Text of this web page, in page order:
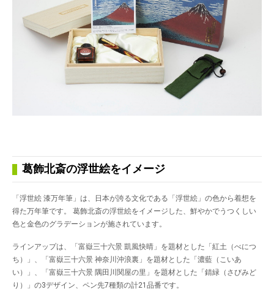
葛飾北斎の浮世絵をイメージ
「浮世絵 漆万年筆」は、日本が誇る文化である「浮世絵」の色から着想を
得た万年筆です。 葛飾北斎の浮世絵をイメージした、鮮やかでうつくしい
色と金色のグラデーションが施されています。
ラインアップは、「富嶽三十六景 凱風快晴」を題材とした「紅土（べにつ
ち）」、「富嶽三十六景 神奈川沖浪裏」を題材とした「濃藍（こいあ
い）」、「富嶽三十六景 隅田川関屋の里」を題材とした「錆緑（さびみど
り）」の3デザイン、ペン先7種類の計21品番です。